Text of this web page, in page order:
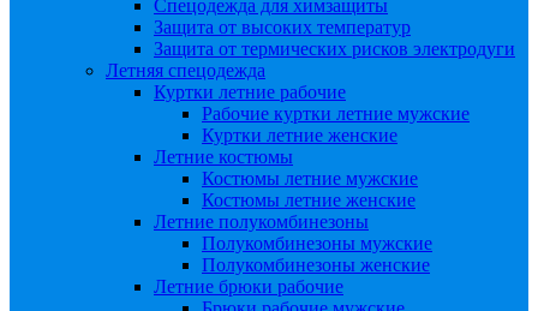
Спецодежда для химзащиты
Защита от высоких температур
Защита от термических рисков электродуги
Летняя спецодежда
Куртки летние рабочие
Рабочие куртки летние мужские
Куртки летние женские
Летние костюмы
Костюмы летние мужские
Костюмы летние женские
Летние полукомбинезоны
Полукомбинезоны мужские
Полукомбинезоны женские
Летние брюки рабочие